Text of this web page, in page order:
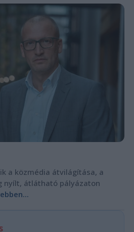
a közmédia átvilágítása, a
nyílt, átlátható pályázaton